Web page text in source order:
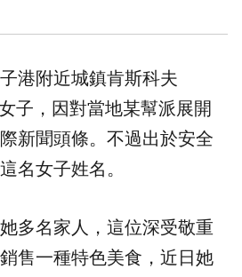
港附近城鎮肯斯科夫
子，因對當地某幫派展開
新聞頭條。不過出於安全
名女子姓名。
多名家人，這位深受敬重
售一種特色美食，近日她